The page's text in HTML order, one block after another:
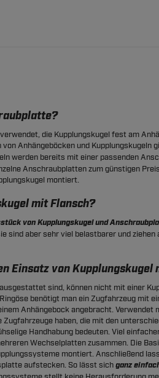
die Kupplungskugel fest am
Anhängeböcken und Kupplungskugeln
werden bereits mit einer passenden
Anschraubplatten zum günstigen
montiert.
mit Flansch?
von Kupplungskugel und
sind aber sehr viel belastbarer und
Einsatz von
sind, können nicht mit einer
benötigt man ein Zugfahrzeug mit
Anhängebock angebracht.
haben, die mit den
Handhabung bedeuten. Viel
Wechselplatten zusammen. Die
montiert. Anschließend
aufstecken. So lässt sichganz